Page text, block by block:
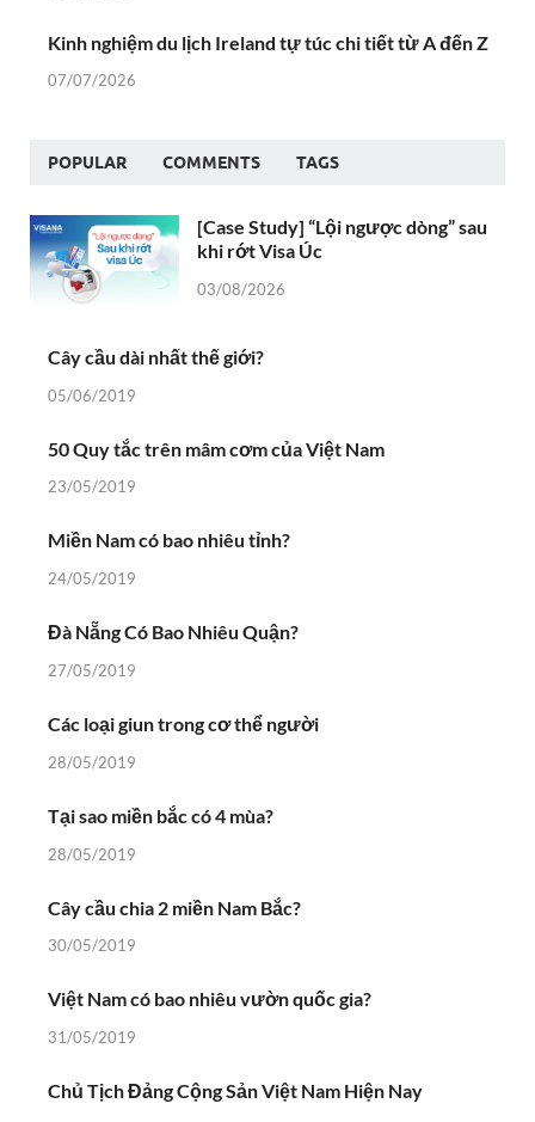
Kinh nghiệm du lịch Ireland tự túc chi tiết từ A đến Z
07/07/2026
POPULAR COMMENTS TAGS
[Case Study] “Lội ngược dòng” sau
khi rớt Visa Úc
03/08/2026
Cây cầu dài nhất thế giới?
05/06/2019
50 Quy tắc trên mâm cơm của Việt Nam
23/05/2019
Miền Nam có bao nhiêu tỉnh?
24/05/2019
Đà Nẵng Có Bao Nhiêu Quận?
27/05/2019
Các loại giun trong cơ thể người
28/05/2019
Tại sao miền bắc có 4 mùa?
28/05/2019
Cây cầu chia 2 miền Nam Bắc?
30/05/2019
Việt Nam có bao nhiêu vườn quốc gia?
31/05/2019
Chủ Tịch Đảng Cộng Sản Việt Nam Hiện Nay